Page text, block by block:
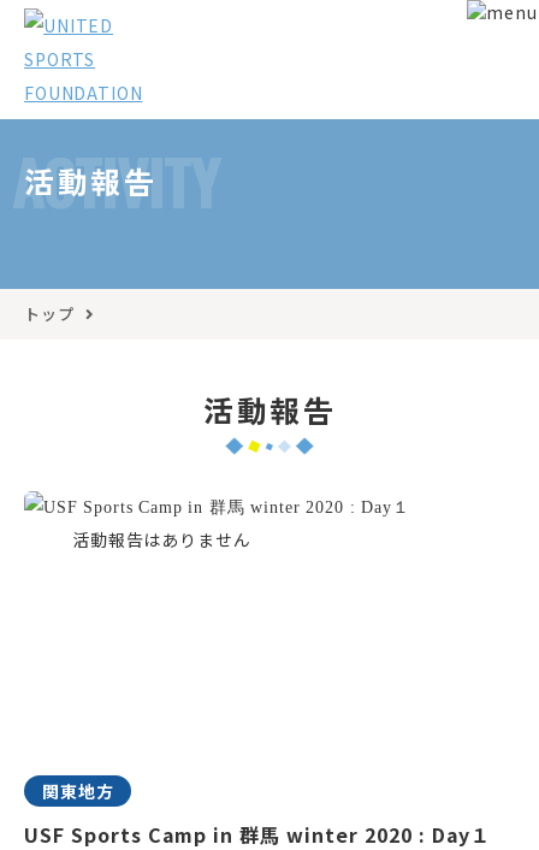
ACTIVITY
活動報告
トップ
活動報告
関東地方
USF Sports Camp in 群馬 winter 2020 : Day１